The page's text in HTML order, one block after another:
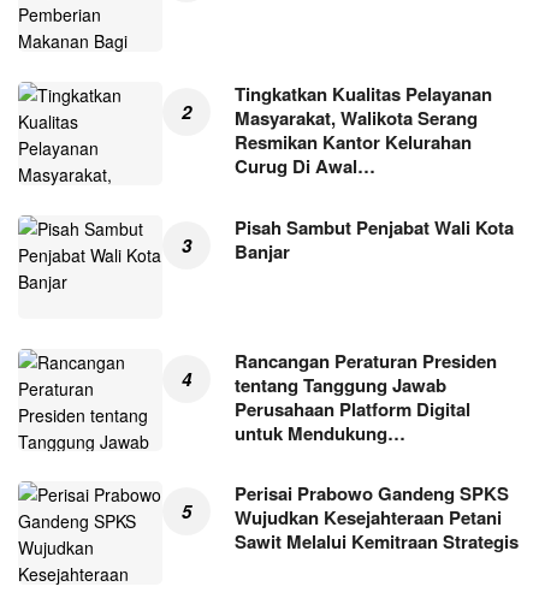
Tingkatkan Kualitas Pelayanan
Masyarakat, Walikota Serang
Resmikan Kantor Kelurahan
Curug Di Awal…
Pisah Sambut Penjabat Wali Kota
Banjar
Rancangan Peraturan Presiden
tentang Tanggung Jawab
Perusahaan Platform Digital
untuk Mendukung…
Perisai Prabowo Gandeng SPKS
Wujudkan Kesejahteraan Petani
Sawit Melalui Kemitraan Strategis